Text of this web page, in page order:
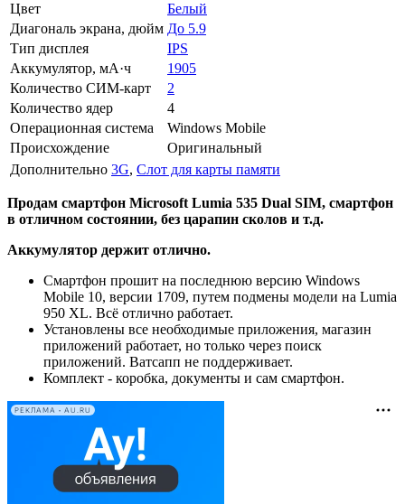
Цвет
Белый
Диагональ экрана, дюйм До 5.9
Тип дисплея
IPS
Аккумулятор, мА·ч
1905
Количество СИМ-карт
2
Количество ядер
4
Операционная система
Windows Mobile
Происхождение
Оригинальный
Дополнительно 3G, Слот для карты памяти
Продам смартфон Microsoft Lumia 535 Dual SIM, смартфон
в отличном состоянии, без царапин сколов и т.д.
Аккумулятор держит отлично.
Смартфон прошит на последнюю версию Windows
Mobile 10, версии 1709, путем подмены модели на Lumia
950 XL. Всё отлично работает.
Установлены все необходимые приложения, магазин
приложений работает, но только через поиск
приложений. Ватсапп не поддерживает.
Комплект - коробка, документы и сам смартфон.
РЕКЛАМА • AU.RU